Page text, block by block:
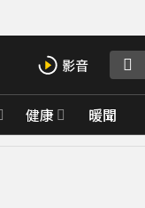
健康 暖聞